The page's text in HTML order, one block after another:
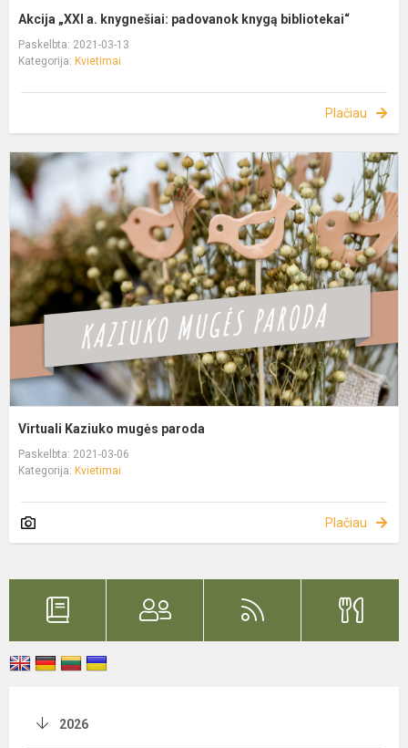
Akcija „XXI a. knygnešiai: padovanok knygą bibliotekai“
Paskelbta: 2021-03-13
Kategorija: Kvietimai
Plačiau
Virtuali Kaziuko mugės paroda
Paskelbta: 2021-03-06
Kategorija: Kvietimai
Plačiau
2026